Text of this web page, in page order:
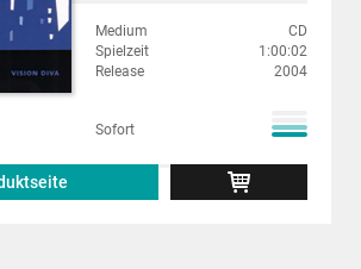
Medium
CD
Spielzeit
1:00:02
Release
2004
Sofort